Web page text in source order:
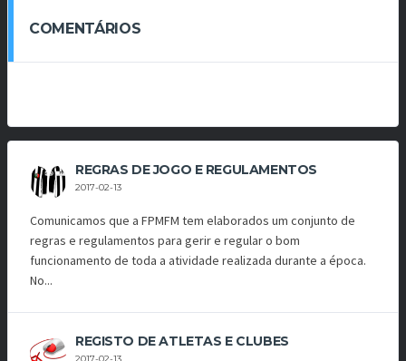
COMENTÁRIOS
REGRAS DE JOGO E REGULAMENTOS
2017-02-13
Comunicamos que a FPMFM tem elaborados um conjunto de
regras e regulamentos para gerir e regular o bom
funcionamento de toda a atividade realizada durante a época.
No...
REGISTO DE ATLETAS E CLUBES
2017-02-13